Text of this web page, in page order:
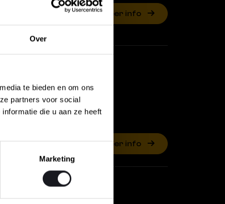
Over
te bieden en om ons
partners voor social
die u aan ze heeft
Marketing
Meer info
COLLINS &
Meer info